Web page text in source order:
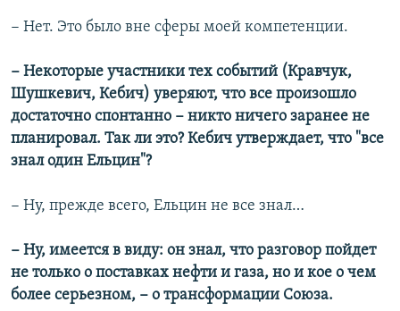
− Нет. Это было вне сферы моей компетенции.
− Некоторые участники тех событий (Кравчук,
Шушкевич, Кебич) уверяют, что все произошло
достаточно спонтанно − никто ничего заранее не
планировал. Так ли это? Кебич утверждает, что "все
знал один Ельцин"?
− Ну, прежде всего, Ельцин не все знал…
− Ну, имеется в виду: он знал, что разговор пойдет
не только о поставках нефти и газа, но и кое о чем
более серьезном, − о трансформации Союза.